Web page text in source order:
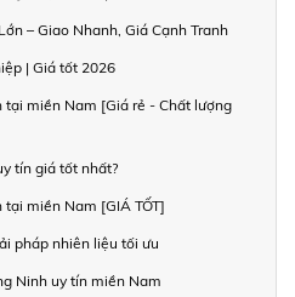
– Giao Nhanh, Giá Cạnh Tranh
| Giá tốt 2026
tại miền Nam [Giá rẻ - Chất lượng
tín giá tốt nhất?
miền Nam [GIÁ TỐT]
pháp nhiên liệu tối ưu
Ninh uy tín miền Nam